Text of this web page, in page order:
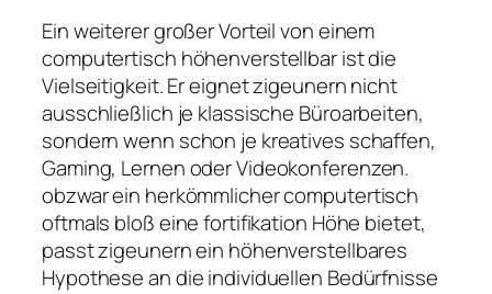
Ein weiterer großer Vorteil von einem
computertisch höhenverstellbar ist die
Vielseitigkeit. Er eignet zigeunern nicht
ausschließlich je klassische Büroarbeiten,
sondern wenn schon je kreatives schaffen,
Gaming, Lernen oder Videokonferenzen.
obzwar ein herkömmlicher computertisch
oftmals bloß eine fortifikation Höhe bietet,
passt zigeunern ein höhenverstellbares
Hypothese an die individuellen Bedürfnisse